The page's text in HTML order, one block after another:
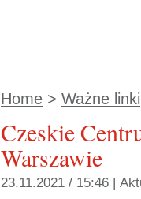
Home > Ważne linki
Czeskie
Warszawie
23.11.2021 / 15:46 |